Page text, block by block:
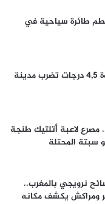
تحطم طائرة سياحية في
فنزويلا.. هزة أرضية بقوة 4,5 درجات تضرب مدينة
مصرع لاعبة أتلتيك طنجة
سبتة المحتلة
نرويجي بالمغرب..
ومراكش يكشف مكانه